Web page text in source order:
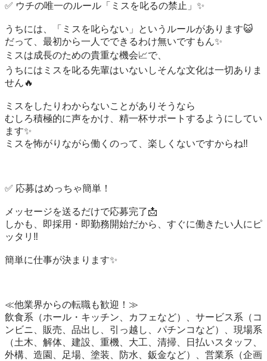
✅ ウチの唯一のルール「ミスを叱るの禁止」✨
うちには、「ミスを叱らない」というルールがあります😺
だって、最初から一人でできるわけ無いですもん✨
ミスは成長のための貴重な機会📈で、
うちにはミスを叱る先輩はいないしそんな文化は一切ありま
せん🔥
ミスをしたりわからないことがありそうなら
むしろ積極的に声をかけ、精一杯サポートするようにしてい
ます✨
ミスを怖がりながら働くのって、楽しくないですからね‼️
✅ 応募はめっちゃ簡単！
メッセージを送るだけで応募完了📩
しかも、即採用・即勤務開始だから、すぐに働きたい人にピ
ッタリ‼️
簡単に仕事が決まります✨
≪他業界からの転職も歓迎！≫
飲食系（ホール・キッチン、カフェなど）、サービス系（コ
ンビニ、販売、品出し、引っ越し、パチンコなど）、現場系
（土木、解体、建設、重機、大工、清掃、日払いスタッフ、
外構、造園、足場、塗装、防水、鈑金など）、営業系（企画